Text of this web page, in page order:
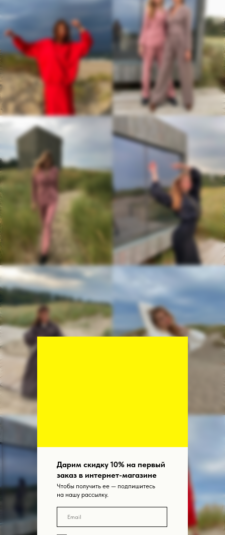
Дарим скидку 10% на первый
заказ в интернет-магазине
Чтобы получить ее — подпишитесь
на нашу рассылку.